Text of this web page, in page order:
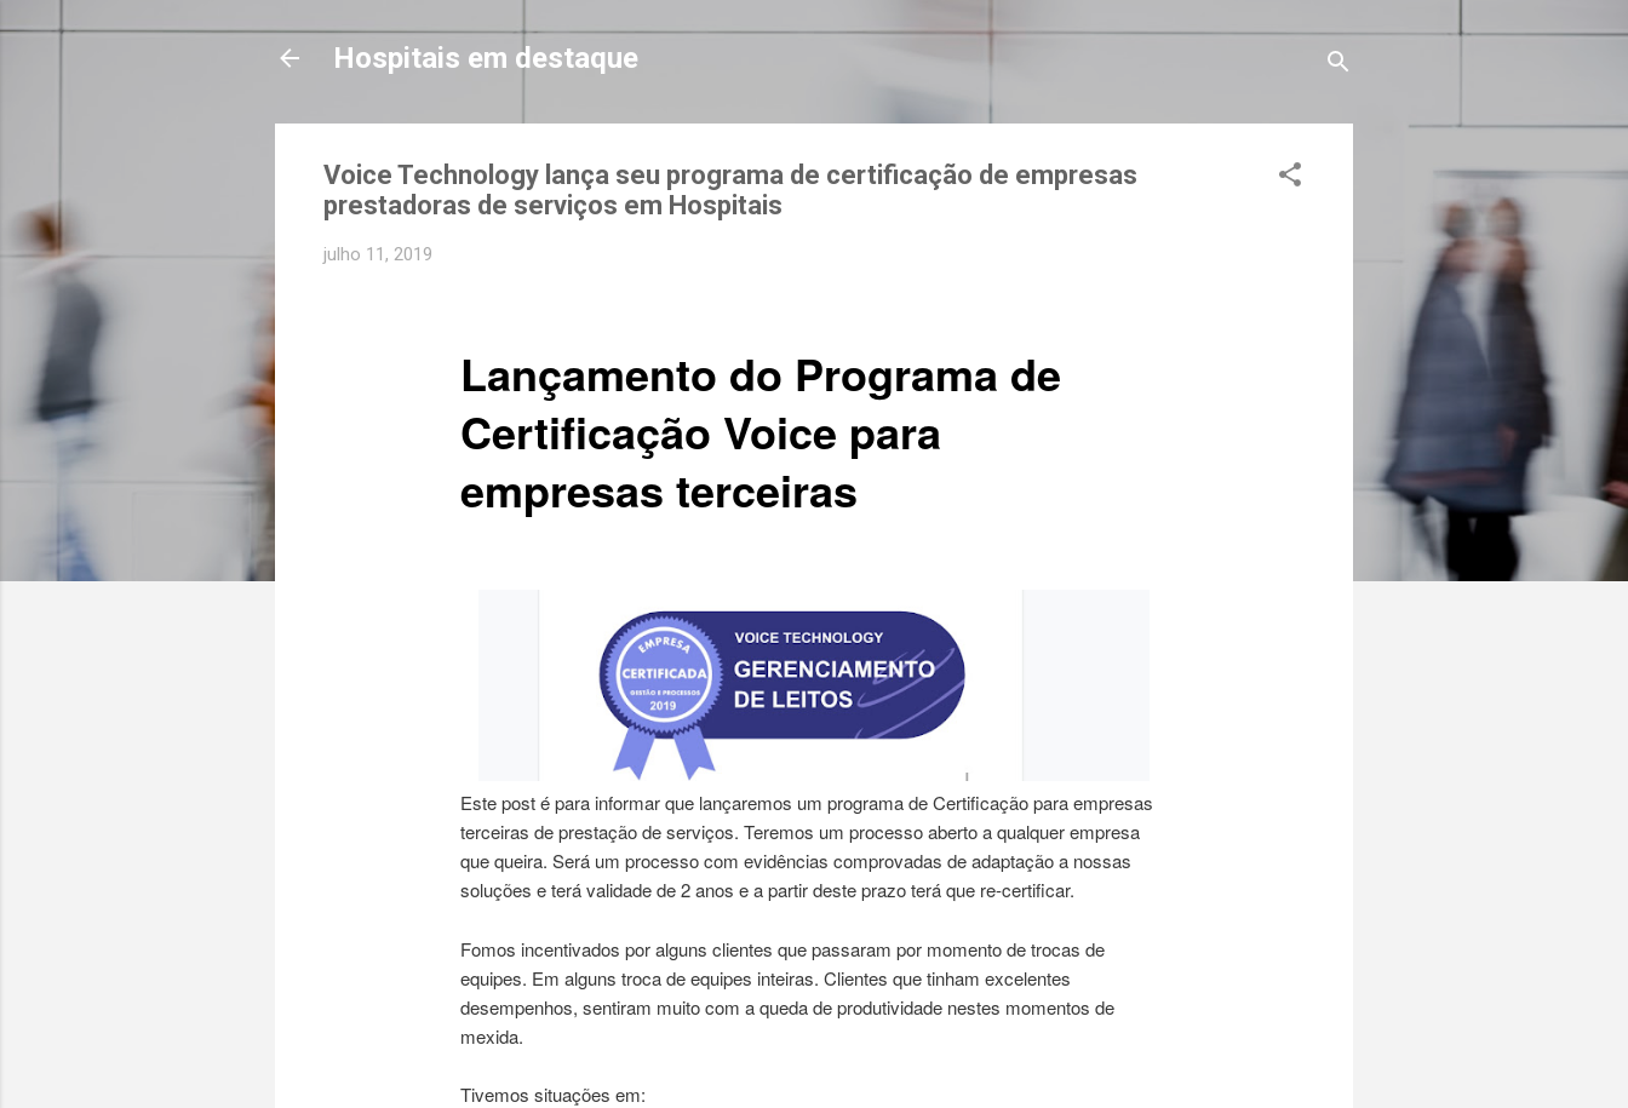
Pular para o conteúdo principal
Hospitais em destaque
Voice Technology lança seu programa de certificação de empresas
prestadoras de serviços em Hospitais
julho 11, 2019
Lançamento do Programa de
Certificação Voice para
empresas terceiras
Este post é para informar que lançaremos um programa de Certificação para empresas
terceiras de prestação de serviços. Teremos um processo aberto a qualquer empresa
que queira. Será um processo com evidências comprovadas de adaptação a nossas
soluções e terá validade de 2 anos e a partir deste prazo terá que re-certificar.
Fomos incentivados por alguns clientes que passaram por momento de trocas de
equipes. Em alguns troca de equipes inteiras. Clientes que tinham excelentes
desempenhos, sentiram muito com a queda de produtividade nestes momentos de
mexida.
Tivemos situações em: